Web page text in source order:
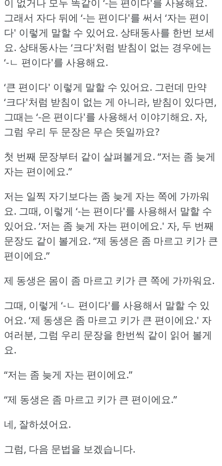
그래서 자다 뒤에 ‘-는 편이다'를 써서 ‘자는 편이
다' 이렇게 말할 수 있어요. 상태동사를 한번 보세
요. 상태동사는 ‘크다'처럼 받침이 없는 경우에는
‘-ㄴ 편이다'를 사용해요.
‘큰 편이다' 이렇게 말할 수 있어요. 그런데 만약
‘크다'처럼 받침이 없는 게 아니라, 받침이 있다면,
그때는 ‘-은 편이다'를 사용해서 이야기해요. 자,
그럼 우리 두 문장은 무슨 뜻일까요?
첫 번째 문장부터 같이 살펴볼게요. “저는 좀 늦게
자는 편이에요.”
저는 일찍 자기보다는 좀 늦게 자는 쪽에 가까워
요. 그때, 이렇게 ‘-는 편이다'를 사용해서 말할 수
있어요. ‘저는 좀 늦게 자는 편이에요.' 자, 두 번째
문장도 같이 볼게요. “제 동생은 좀 마르고 키가 큰
편이에요.”
제 동생은 몸이 좀 마르고 키가 큰 쪽에 가까워요.
그때, 이렇게 ‘-ㄴ 편이다'를 사용해서 말할 수 있
어요. ‘제 동생은 좀 마르고 키가 큰 편이에요.' 자
여러분, 그럼 우리 문장을 한번씩 같이 읽어 볼게
요.
“저는 좀 늦게 자는 편이에요.”
“제 동생은 좀 마르고 키가 큰 편이에요.”
네, 잘하셨어요.
그럼, 다음 문법을 보겠습니다.